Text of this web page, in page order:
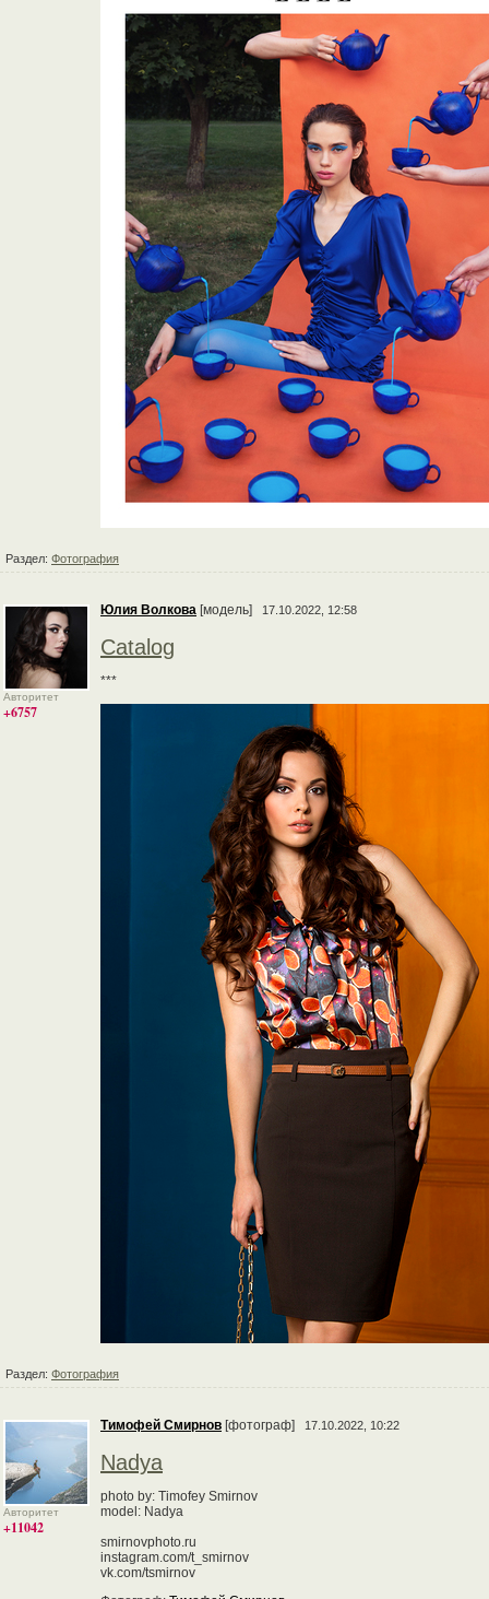
Раздел: Фотография
Авторитет
+6757
Юлия Волкова [модель] 17.10.2022, 12:58
Catalog
***
Раздел: Фотография
Авторитет
+11042
Тимофей Смирнов [фотограф] 17.10.2022, 10:22
Nadya
photo by: Timofey Smirnov
model: Nadya
smirnovphoto.ru
instagram.com/t_smirnov
vk.com/tsmirnov